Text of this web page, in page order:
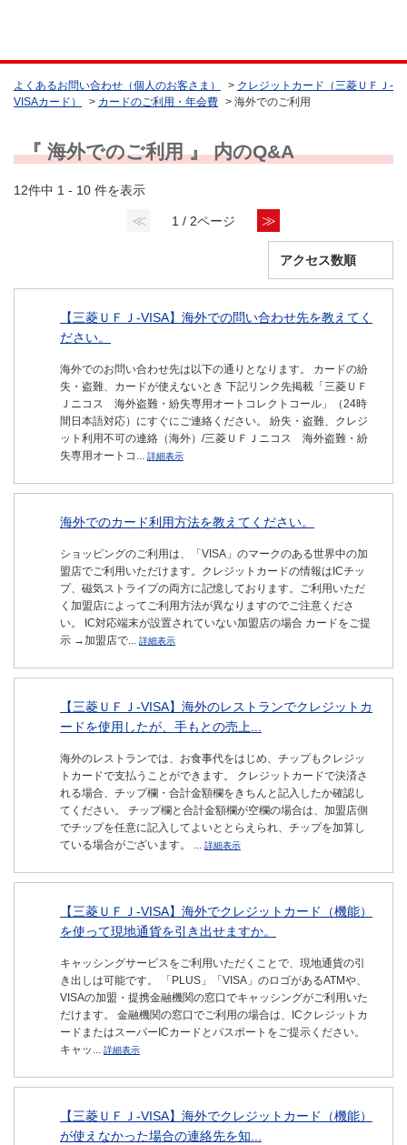
よくあるお問い合わせ（個人のお客さま） > クレジットカード（三菱ＵＦＪ-
VISAカード）
> カードのご利用・年会費 > 海外でのご利用
『 海外でのご利用 』 内のQ&A
12件中 1 - 10 件を表示
≪ 1 / 2ページ ≫
【三菱ＵＦＪ-VISA】海外での問い合わせ先を教えてく
ださい。
海外でのお問い合わせ先は以下の通りとなります。 カードの紛
失・盗難、カードが使えないとき 下記リンク先掲載「三菱ＵＦ
Ｊニコス 海外盗難・紛失専用オートコレクトコール」（24時
間日本語対応）にすぐにご連絡ください。 紛失・盗難、クレジ
ット利用不可の連絡（海外）/三菱ＵＦＪニコス 海外盗難・紛
失専用オートコ... 詳細表示
海外でのカード利用方法を教えてください。
ショッピングのご利用は、「VISA」のマークのある世界中の加
盟店でご利用いただけます。クレジットカードの情報はICチッ
プ、磁気ストライプの両方に記憶しております。ご利用いただ
く加盟店によってご利用方法が異なりますのでご注意くださ
い。 IC対応端末が設置されていない加盟店の場合 カードをご提
示 →加盟店で... 詳細表示
【三菱ＵＦＪ-VISA】海外のレストランでクレジットカ
ードを使用したが、手もとの売上...
海外のレストランでは、お食事代をはじめ、チップもクレジッ
トカードで支払うことができます。 クレジットカードで決済さ
れる場合、チップ欄・合計金額欄をきちんと記入したか確認し
てください。 チップ欄と合計金額欄が空欄の場合は、加盟店側
でチップを任意に記入してよいととらえられ、チップを加算し
ている場合がございます。 ... 詳細表示
【三菱ＵＦＪ-VISA】海外でクレジットカード（機能）
を使って現地通貨を引き出せますか。
キャッシングサービスをご利用いただくことで、現地通貨の引
き出しは可能です。 「PLUS」「VISA」のロゴがあるATMや、
VISAの加盟・提携金融機関の窓口でキャッシングがご利用いた
だけます。 金融機関の窓口でご利用の場合は、ICクレジットカ
ードまたはスーパーICカードとパスポートをご提示ください。
キャッ... 詳細表示
【三菱ＵＦＪ-VISA】海外でクレジットカード（機能）
が使えなかった場合の連絡先を知...